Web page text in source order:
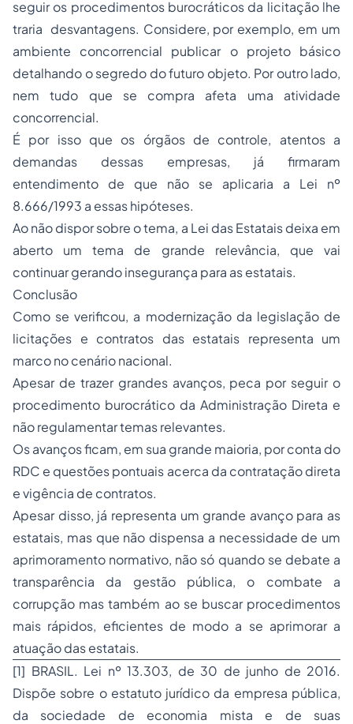
seguir os procedimentos burocráticos da licitação lhe
traria desvantagens. Considere, por exemplo, em um
ambiente concorrencial publicar o projeto básico
detalhando o segredo do futuro objeto. Por outro lado,
nem tudo que se compra afeta uma atividade
concorrencial.
É por isso que os órgãos de controle, atentos a
demandas dessas empresas, já firmaram
entendimento de que não se aplicaria a Lei nº
8.666/1993 a essas hipóteses.
Ao não dispor sobre o tema, a Lei das Estatais deixa em
aberto um tema de grande relevância, que vai
continuar gerando insegurança para as estatais.
Conclusão
Como se verificou, a modernização da legislação de
licitações e contratos das estatais representa um
marco no cenário nacional.
Apesar de trazer grandes avanços, peca por seguir o
procedimento burocrático da Administração Direta e
não regulamentar temas relevantes.
Os avanços ficam, em sua grande maioria, por conta do
RDC e questões pontuais acerca da contratação direta
e vigência de contratos.
Apesar disso, já representa um grande avanço para as
estatais, mas que não dispensa a necessidade de um
aprimoramento normativo, não só quando se debate a
transparência da gestão pública, o combate a
corrupção mas também ao se buscar procedimentos
mais rápidos, eficientes de modo a se aprimorar a
atuação das estatais.
[1] BRASIL. Lei nº 13.303, de 30 de junho de 2016.
Dispõe sobre o estatuto jurídico da empresa pública,
da sociedade de economia mista e de suas